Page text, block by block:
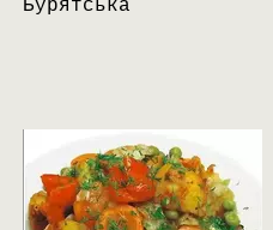
Бурятська